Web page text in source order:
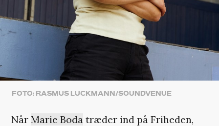
FOTO: RASMUS LUCKMANN/SOUNDVENUE
Når Marie Boda træder ind på Friheden,